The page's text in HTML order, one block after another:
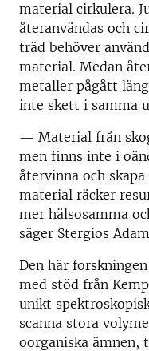
material cirkulera.
återanvändas och
träd behöver
material. Medan
metaller pågått
inte skett i samma
— Material från
men finns inte i
återvinna och
material räcker
mer hälsosamma
säger Stergios
Den här
med stöd från
unikt
scanna stora
oorganiska ämnen,